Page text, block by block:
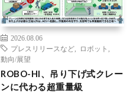
2026.08.06
プレスリリースなど
ロボット
動向/展望
ROBO-HI、吊り下げ式クレー
ンに代わる超重量級